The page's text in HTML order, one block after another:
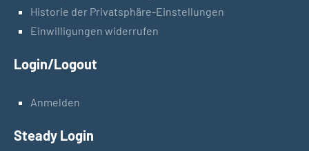
Historie der Privatsphäre-Einstellungen
Einwilligungen widerrufen
Login/Logout
Anmelden
Steady Login